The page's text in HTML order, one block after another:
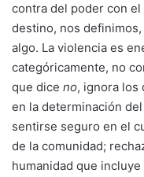
contra del poder con
destino, nos
algo. La violencia es
categóricamente, no
que dice no, ignora los
en la determinación
sentirse seguro en el
de la comunidad;
humanidad que